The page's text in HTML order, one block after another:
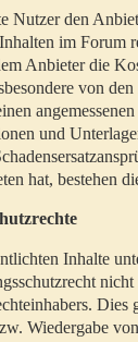
Nutzer den
im Forum
Anbieter die
von
und
hat, bestehen
Inhalte
Wiedergabe